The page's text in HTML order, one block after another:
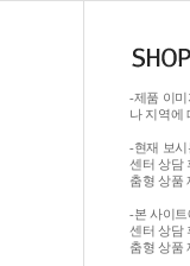
-제품 이
나 지역에
-현재 보
센터 상담
춤형 상품
-본 사이
센터 상담
춤형 상품